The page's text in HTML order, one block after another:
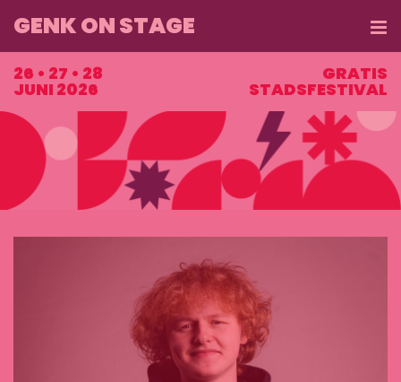
GENK ON STAGE
26 • 27 • 28
JUNI 2026
GRATIS
STADSFESTIVAL